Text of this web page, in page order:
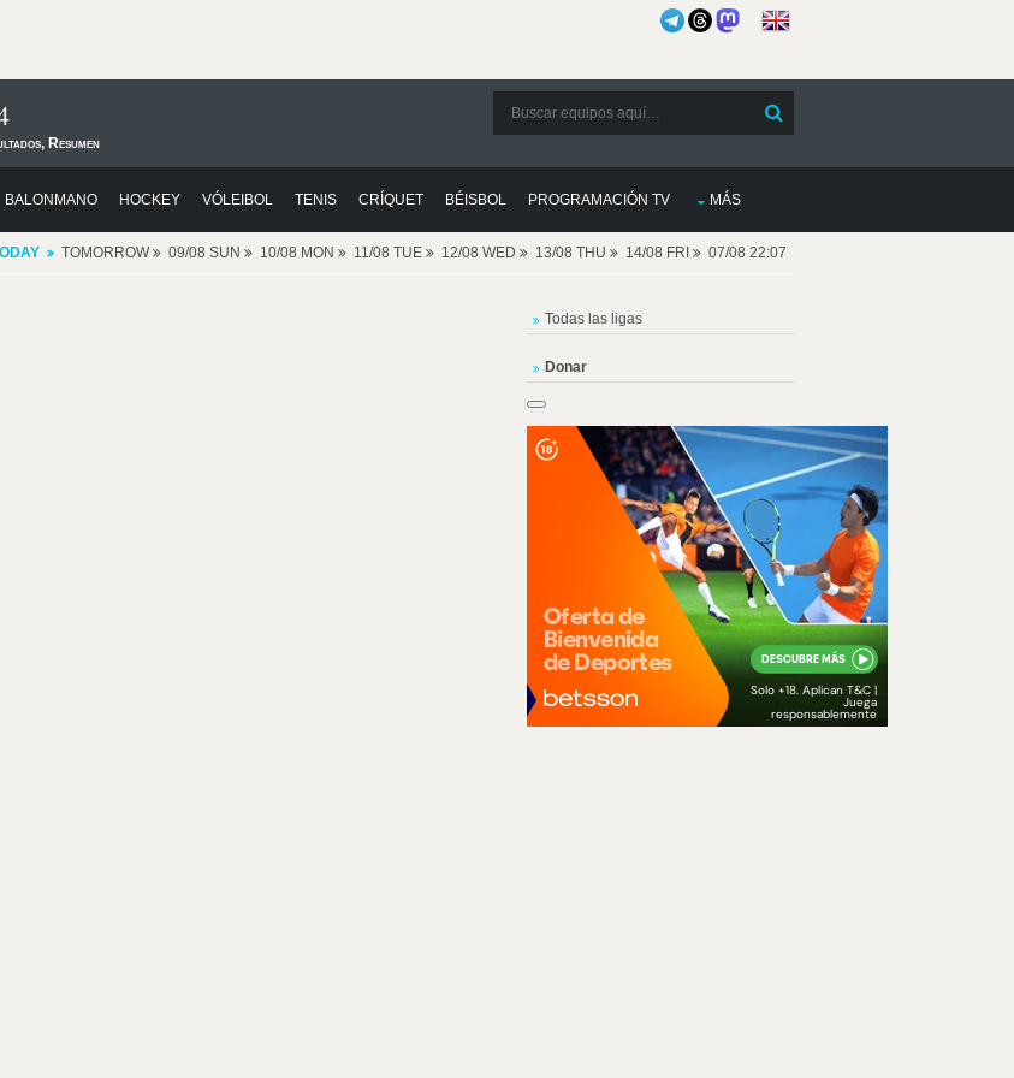
Resumen
BALONMANO HOCKEY VÓLEIBOL TENIS CRÍQUET BÉISBOL PROGRAMACIÓN TV MÁS
TOMORROW 09/08 SUN 10/08 MON 11/08 TUE 12/08 WED 13/08 THU 14/08 FRI 07/08 22:07
Todas las ligas
Donar